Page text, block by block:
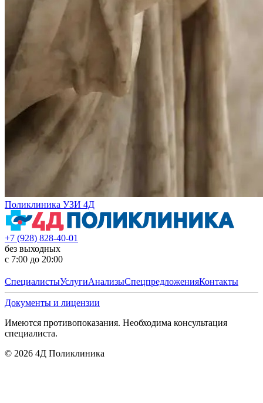
Поликлиника УЗИ 4Д
+7 (928) 828-40-01
без выходных
с 7:00 до 20:00
СпециалистыУслугиАнализыСпецпредложенияКонтакты
Документы и лицензии
Имеются противопоказания. Необходима консультация
специалиста.
© 2026 4Д Поликлиника